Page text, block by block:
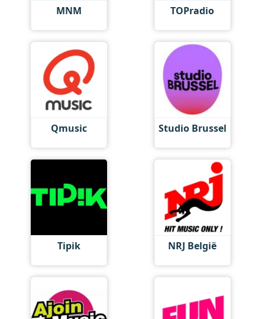
MNM TOPradio
Qmusic Studio Brussel
Tipik NRJ België